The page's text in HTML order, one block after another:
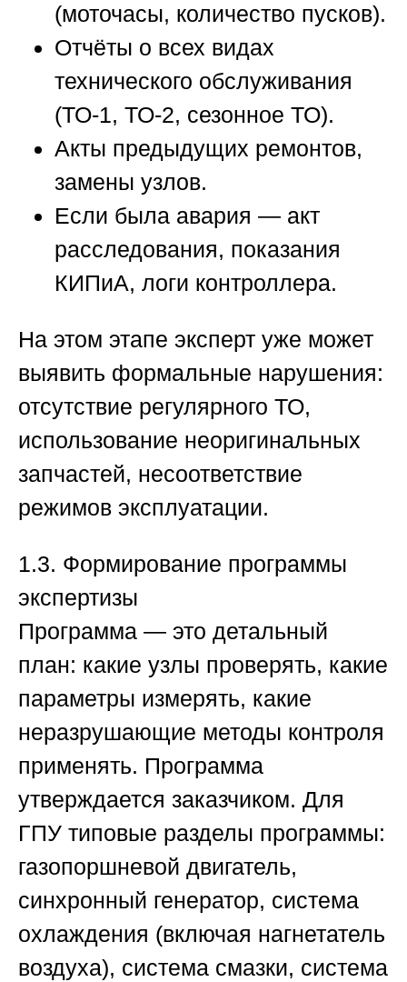
(моточасы, количество пусков).
Отчёты о всех видах
технического обслуживания
(ТО-1, ТО-2, сезонное ТО).
Акты предыдущих ремонтов,
замены узлов.
Если была авария — акт
расследования, показания
КИПиА, логи контроллера.
На этом этапе эксперт уже может
выявить формальные нарушения:
отсутствие регулярного ТО,
использование неоригинальных
запчастей, несоответствие
режимов эксплуатации.
1.3. Формирование программы
экспертизы
Программа — это детальный
план: какие узлы проверять, какие
параметры измерять, какие
неразрушающие методы контроля
применять. Программа
утверждается заказчиком. Для
ГПУ типовые разделы программы:
газопоршневой двигатель,
синхронный генератор, система
охлаждения (включая нагнетатель
воздуха), система смазки, система